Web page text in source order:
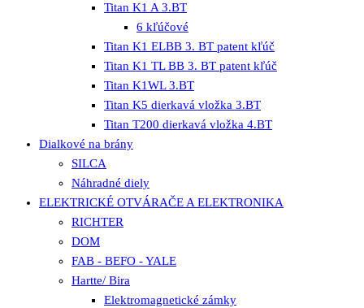
Titan K1 A 3.BT
6 kľúčové
Titan K1 ELBB 3. BT patent kľúč
Titan K1 TL BB 3. BT patent kľúč
Titan K1WL 3.BT
Titan K5 dierkavá vložka 3.BT
Titan T200 dierkavá vložka 4.BT
Dialkové na brány
SILCA
Náhradné diely
ELEKTRICKÉ OTVÁRAČE A ELEKTRONIKA
RICHTER
DOM
FAB - BEFO - YALE
Hartte/ Bira
Elektromagnetické zámky